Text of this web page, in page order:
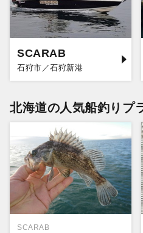
SCARAB
石狩市／石狩新港
北海道の人気船釣りプ
SCARAB